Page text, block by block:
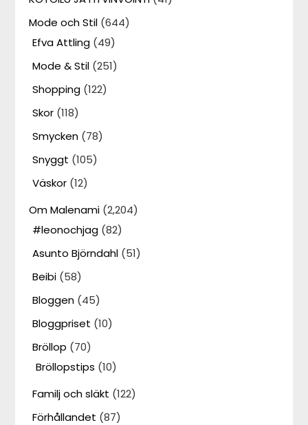
Mode och Stil (644)
Efva Attling (49)
Mode & Stil (251)
Shopping (122)
Skor (118)
Smycken (78)
Snyggt (105)
Väskor (12)
Om Malenami (2,204)
#leonochjag (82)
Asunto Björndahl (51)
Beibi (58)
Bloggen (45)
Bloggpriset (10)
Bröllop (70)
Bröllopstips (10)
Familj och släkt (122)
Förhållandet (87)